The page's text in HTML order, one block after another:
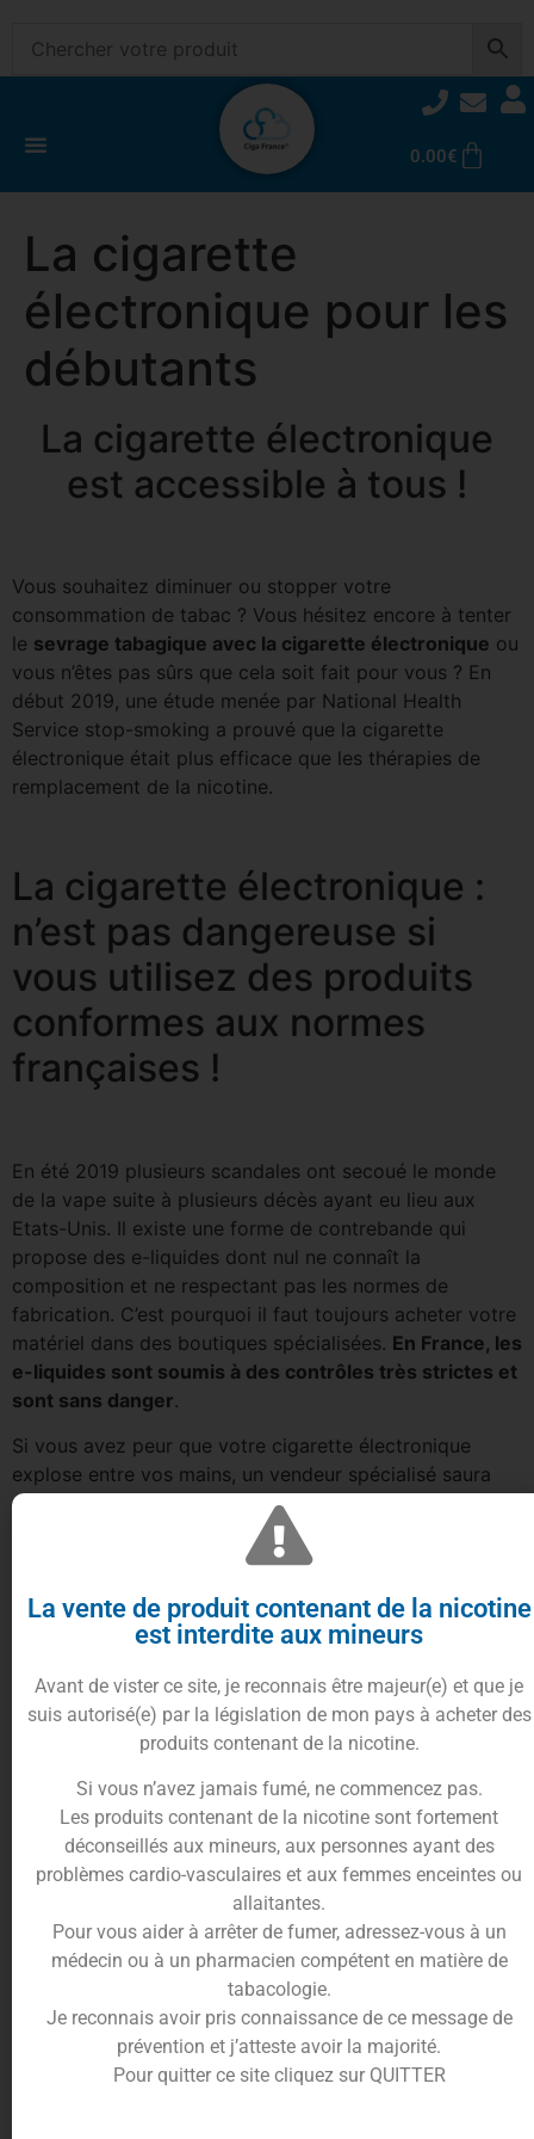
0.00€
La cigarette
électronique pour les
débutants
La cigarette électronique
est accessible à tous !
Vous souhaitez diminuer ou stopper votre
consommation de tabac ? Vous hésitez encore à tenter
le sevrage tabagique avec la cigarette électronique ou
vous n’êtes pas sûrs que cela soit fait pour vous ? En
début 2019, une étude menée par National Health
Service stop-smoking a prouvé que la cigarette
électronique était plus efficace que les thérapies de
remplacement de la nicotine.
La cigarette électronique :
n’est pas dangereuse si
vous utilisez des produits
conformes aux normes
françaises !
En été 2019 plusieurs scandales ont secoué le monde
de la vape suite à plusieurs décès ayant eu lieu aux
Etats-Unis. Il existe une forme de contrebande qui
propose des e-liquides dont nul ne connaît la
composition et ne respectant pas les normes de
fabrication. C’est pourquoi il faut toujours acheter votre
matériel dans des boutiques spécialisées. En France, les
e-liquides sont soumis à des contrôles très strictes et
sont sans danger.
Si vous avez peur que votre cigarette électronique
explose entre vos mains, un vendeur spécialisé saura
vous orienter vers des e-cigarettes adaptées à votre
consommation. Il vous expliquera comment choisir et
changer les résistances ou pourra vous orienter vers
manipulation technique. Ciga France vous aidera à
choisir votre cigarette électronique.
Les pods : la cigarette
électronique pratique et
simple à utiliser
Ces dernières années, les pods ont eu de plus en plus
de succès. Ce sont de petites cigarettes électroniques
faciles à utiliser et à transporter. De nombreux modèles
existent en fonction de vos préférences. Le choix ne
manque pas et il y aura forcément quelque chose qui
répondra à vos attentes.
La vente de produit contenant de la nicotine
est interdite aux mineurs
Avant de vister ce site, je reconnais être majeur(e) et que je
suis autorisé(e) par la législation de mon pays à acheter des
produits contenant de la nicotine.
Si vous n’avez jamais fumé, ne commencez pas.
Les produits contenant de la nicotine sont fortement
déconseillés aux mineurs, aux personnes ayant des
problèmes cardio-vasculaires et aux femmes enceintes ou
allaitantes.
Pour vous aider à arrêter de fumer, adressez-vous à un
médecin ou à un pharmacien compétent en matière de
tabacologie.
Je reconnais avoir pris connaissance de ce message de
prévention et j’atteste avoir la majorité.
Pour quitter ce site cliquez sur QUITTER